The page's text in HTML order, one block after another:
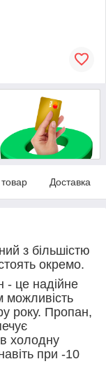
товар Доставка
з більшістю
окремо.
- це надійне
можливість
року. Пропан,
в холодну
при -10